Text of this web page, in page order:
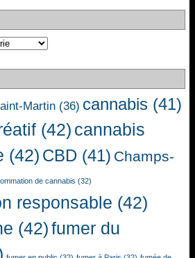
Martin (36) cannabis (41)
(42) cannabis
(42) CBD (41) Champs-
de cannabis (32)
responsable (42)
(42)fumer du